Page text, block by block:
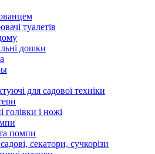
туалетів
дошки
для садової техніки
голівки і ножі
помпи
секатори, сучкорізи